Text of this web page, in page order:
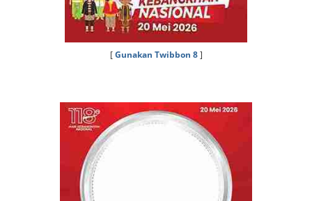
[Gunakan Twibbon 8]